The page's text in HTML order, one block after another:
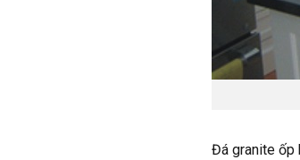
Đá granite ốp